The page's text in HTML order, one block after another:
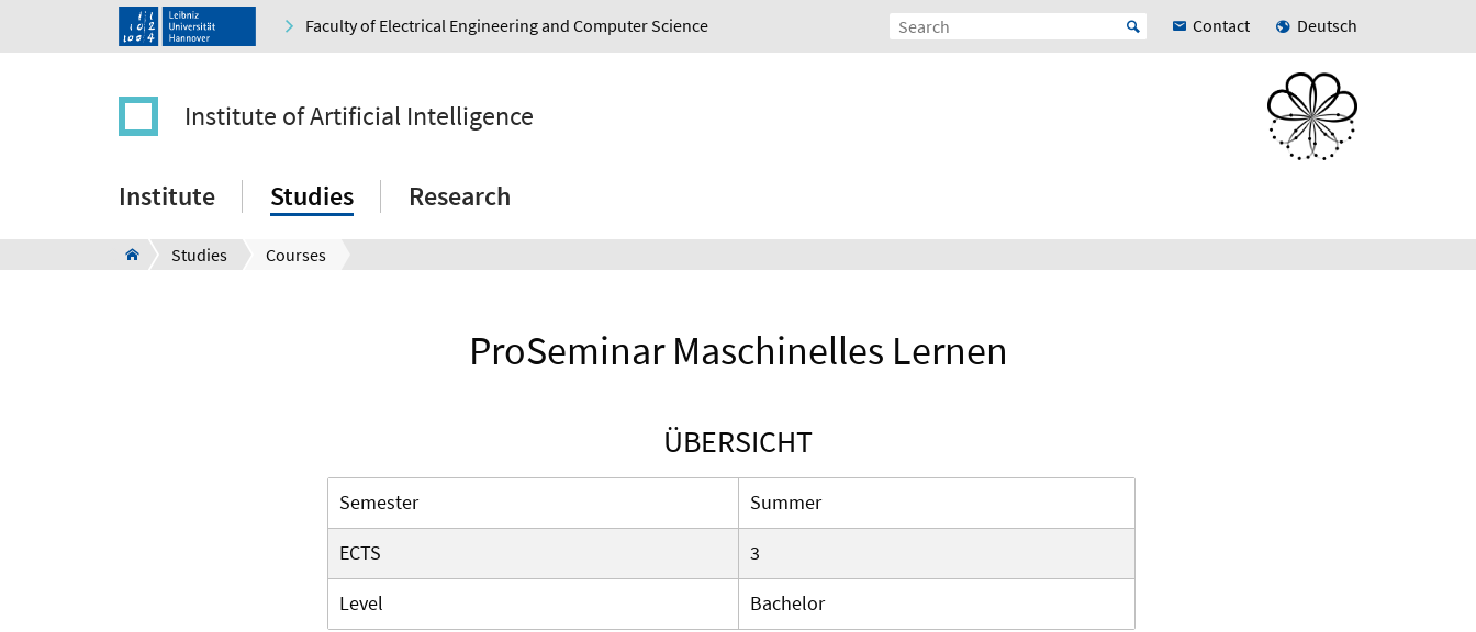
Faculty of Electrical Engineering and Computer Science Contact Deutsch
Institute of Artificial Intelligence
Institute Studies Research
Studies Courses
ProSeminar Maschinelles Lernen
ÜBERSICHT
Semester
Summer
ECTS
3
Level
Bachelor